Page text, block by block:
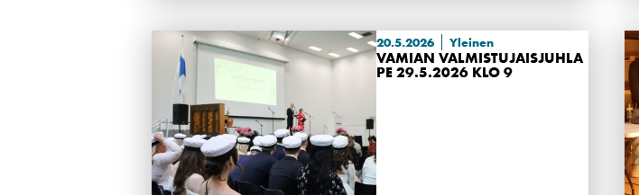
20.5.2026 Yleinen
VAMIAN VALMISTUJAISJUHLA
PE 29.5.2026 KLO 9